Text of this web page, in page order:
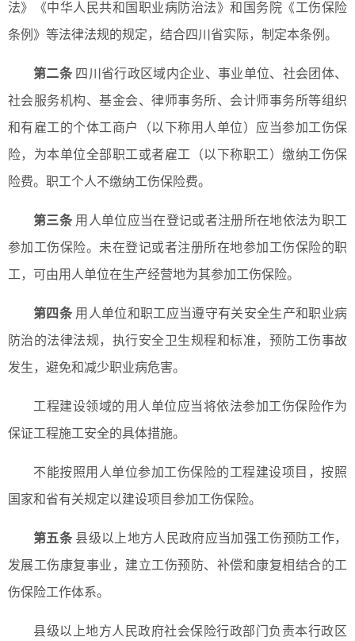
法》《中华人民共和国职业病防治法》和国务院《工伤保险
条例》等法律法规的规定，结合四川省实际，制定本条例。
第二条 四川省行政区域内企业、事业单位、社会团体、
社会服务机构、基金会、律师事务所、会计师事务所等组织
和有雇工的个体工商户（以下称用人单位）应当参加工伤保
险，为本单位全部职工或者雇工（以下称职工）缴纳工伤保
险费。职工个人不缴纳工伤保险费。
第三条 用人单位应当在登记或者注册所在地依法为职工
参加工伤保险。未在登记或者注册所在地参加工伤保险的职
工，可由用人单位在生产经营地为其参加工伤保险。
第四条 用人单位和职工应当遵守有关安全生产和职业病
防治的法律法规，执行安全卫生规程和标准，预防工伤事故
发生，避免和减少职业病危害。
工程建设领域的用人单位应当将依法参加工伤保险作为
保证工程施工安全的具体措施。
不能按照用人单位参加工伤保险的工程建设项目，按照
国家和省有关规定以建设项目参加工伤保险。
第五条 县级以上地方人民政府应当加强工伤预防工作，
发展工伤康复事业，建立工伤预防、补偿和康复相结合的工
伤保险工作体系。
县级以上地方人民政府社会保险行政部门负责本行政区